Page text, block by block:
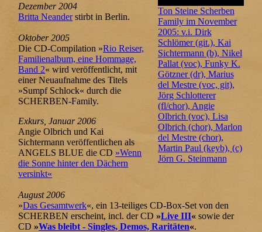
Ton Steine Scherben
Family im November
2005: v.i. Dirk
Schlömer (git.), Kai
Sichtermann (b), Nikel
Pallat (voc), Funky K.
Götzner (dr), Marius
del Mestre (voc, git),
Jörg Schlotterer
(fl/chor), Angie
Olbrich (voc), Lisa
Olbrich (chor), Marlon
del Mestre (chor),
Martin Paul (keyb), (c)
Jörn G. Steinmann
Dezember 2004
Britta Neanderstirbt in Berlin.
Oktober 2005
Die CD-Compilation »Rio Reiser,
Familienalbum, eine Hommage,
Band 2« wird veröffentlicht, mit
einer Neuaufnahme des Titels
»Sumpf Schlock« durch die
SCHERBEN-Family.
Exkurs, Januar 2006
Angie Olbrich und Kai
Sichtermann veröffentlichen als
ANGELS BLUE die CD »Wenn
die Sonne hinter den Dächern
versinkt«
August 2006
»Das Gesamtwerk«, ein 13-teiliges CD-Box-Set von den
SCHERBEN erscheint, incl. der CD»Live III« sowie der
CD»Was bleibt - Singles, Demos, Raritäten«.